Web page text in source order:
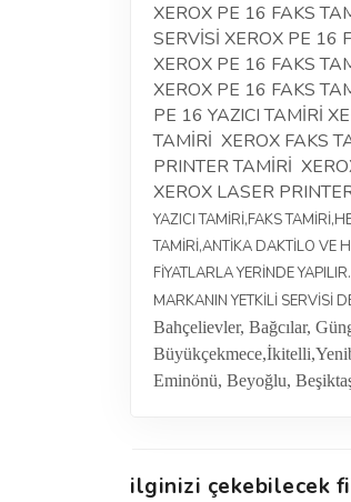
XEROX PE 16 FAKS
SERVİSİ XEROX PE 16
XEROX PE 16 FAKS
XEROX PE 16 FAKS
PE 16 YAZICI TAMİRİ
TAMİRİ XEROX FAKS
PRINTER TAMİRİ
XEROX LASER
YAZICI TAMİRİ,FAKS
TAMİRİ,ANTİKA DAKTİLO VE
FİYATLARLA YERİNDE
MARKANIN YETKİLİ SERVİSİ
Bahçelievler, Bağcılar,
Büyükçekmece
Eminönü, Beyoğlu,
ilginizi çekebilecek